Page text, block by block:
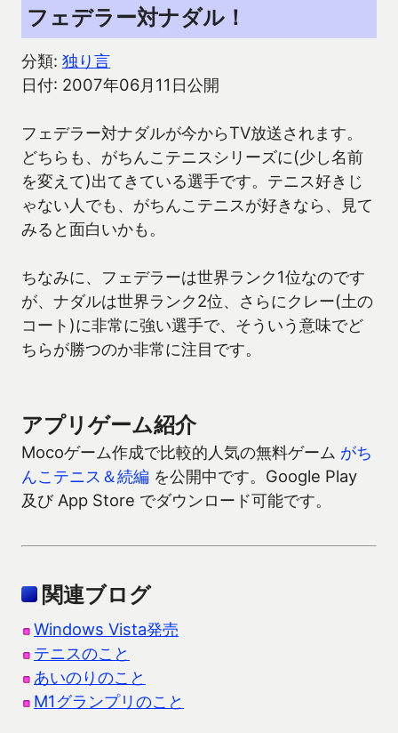
フェデラー対ナダル！
分類: 独り言
日付: 2007年06月11日公開
フェデラー対ナダルが今からTV放送されます。
どちらも、がちんこテニスシリーズに(少し名前
を変えて)出てきている選手です。テニス好きじ
ゃない人でも、がちんこテニスが好きなら、見て
みると面白いかも。
ちなみに、フェデラーは世界ランク1位なのです
が、ナダルは世界ランク2位、さらにクレー(土の
コート)に非常に強い選手で、そういう意味でど
ちらが勝つのか非常に注目です。
アプリゲーム紹介
Mocoゲーム作成で比較的人気の無料ゲーム がち
んこテニス＆続編 を公開中です。Google Play
及び App Store でダウンロード可能です。
関連ブログ
Windows Vista発売
テニスのこと
あいのりのこと
M1グランプリのこと